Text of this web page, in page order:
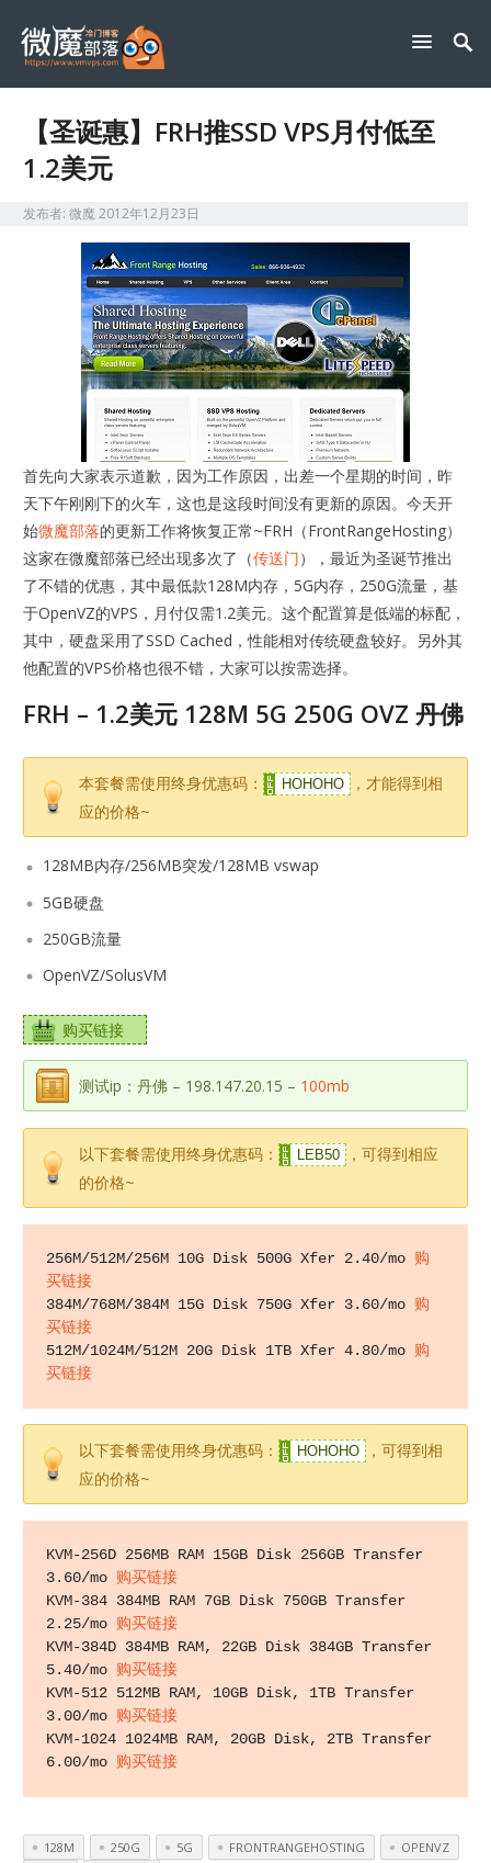
【圣诞惠】FRH推SSD VPS月付低至
1.2美元
发布者:微魔2012年12月23日
首先向大家表示道歉，因为工作原因，出差一个星期的时间，昨
天下午刚刚下的火车，这也是这段时间没有更新的原因。今天开
始微魔部落的更新工作将恢复正常~FRH（FrontRangeHosting）
这家在微魔部落已经出现多次了（传送门），最近为圣诞节推出
了不错的优惠，其中最低款128M内存，5G内存，250G流量，基
于OpenVZ的VPS，月付仅需1.2美元。这个配置算是低端的标配，
其中，硬盘采用了SSD Cached，性能相对传统硬盘较好。另外其
他配置的VPS价格也很不错，大家可以按需选择。
FRH – 1.2美元 128M 5G 250G OVZ 丹佛
本套餐需使用终身优惠码： HOHOHO
，才能得到相
应的价格~
128MB内存/256MB突发/128MB vswap
5GB硬盘
250GB流量
OpenVZ/SolusVM
购买链接
测试ip：丹佛 – 198.147.20.15 – 100mb
以下套餐需使用终身优惠码： LEB50
，可得到相应
的价格~
256M/512M/256M 10G Disk 500G Xfer 2.40/mo 购
买链接
384M/768M/384M 15G Disk 750G Xfer 3.60/mo 购
买链接
512M/1024M/512M 20G Disk 1TB Xfer 4.80/mo 购
买链接
以下套餐需使用终身优惠码： HOHOHO
，可得到相
应的价格~
KVM-256D 256MB RAM 15GB Disk 256GB Transfer
3.60/mo 购买链接
KVM-384 384MB RAM 7GB Disk 750GB Transfer
2.25/mo 购买链接
KVM-384D 384MB RAM, 22GB Disk 384GB Transfer
5.40/mo 购买链接
KVM-512 512MB RAM, 10GB Disk, 1TB Transfer
3.00/mo 购买链接
KVM-1024 1024MB RAM, 20GB Disk, 2TB Transfer
6.00/mo 购买链接
128M 250G 5G FRONTRANGEHOSTING
OPENVZ